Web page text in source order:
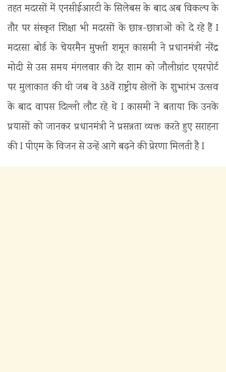
तहत मदरसों में एनसीईआरटी के सिलेबस के बाद अब विकल्प के
तौर पर संस्कृत शिक्षा भी मदरसों के छात्र-छात्राओं को दे रहे हैं I
मदरसा बोर्ड के चेयरमैन मुफ्ती शमून कासमी ने प्रधानमंत्री नरेंद्र
मोदी से उस समय मंगलवार की देर शाम को जौलीग्रांट एयरपोर्ट
पर मुलाकात की थी जब वे 38वें राष्ट्रीय खेलों के शुभारंभ उत्सव
के बाद वापस दिल्ली लौट रहे थे I कासमी ने बताया कि उनके
प्रयासों को जानकर प्रधानमंत्री ने प्रसन्नता व्यक्त करते हुए सराहना
की I पीएम के विजन से उन्हें आगे बढ़ने की प्रेरणा मिलती है I